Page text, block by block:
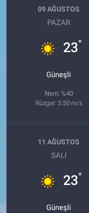
09 AĞUSTOS
PAZAR
23°
Güneşli
Nem: %40
Rüzgar: 3.50 m/s
11 AĞUSTOS
SALI
23°
Güneşli